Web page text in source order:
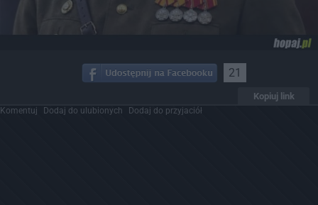
21
Kopiuj link
Komentuj Dodaj do ulubionych Dodaj do przyjaciół